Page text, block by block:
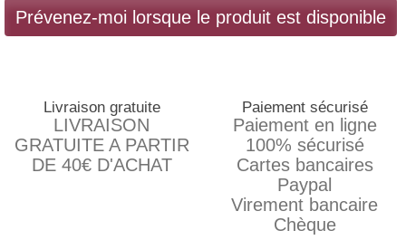
Prévenez-moi lorsque le produit est disponible
Livraison gratuite
LIVRAISON
GRATUITE A PARTIR
DE 40€ D'ACHAT
Paiement sécurisé
Paiement en ligne
100% sécurisé
Cartes bancaires
Paypal
Virement bancaire
Chèque